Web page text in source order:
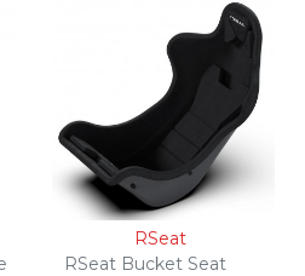
RSeat
RSeat Bucket Seat